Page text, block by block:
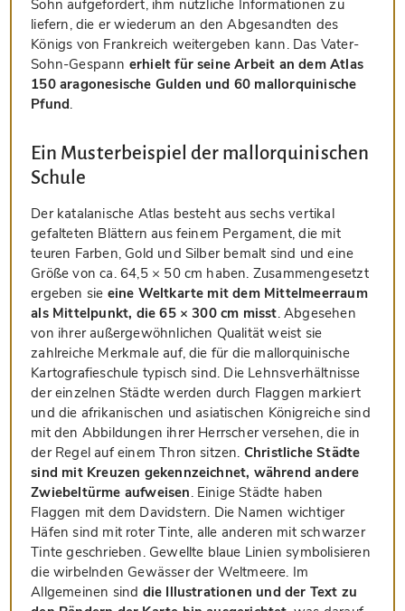
Sohn aufgefordert, ihm nützliche Informationen zu
liefern, die er wiederum an den Abgesandten des
Königs von Frankreich weitergeben kann. Das Vater-
Sohn-Gespann erhielt für seine Arbeit an dem Atlas
150 aragonesische Gulden und 60 mallorquinische
Pfund.
Ein Musterbeispiel der mallorquinischen
Schule
Der katalanische Atlas besteht aus sechs vertikal
gefalteten Blättern aus feinem Pergament, die mit
teuren Farben, Gold und Silber bemalt sind und eine
Größe von ca. 64,5 × 50 cm haben. Zusammengesetzt
ergeben sie eine Weltkarte mit dem Mittelmeerraum
als Mittelpunkt, die 65 × 300 cm misst. Abgesehen
von ihrer außergewöhnlichen Qualität weist sie
zahlreiche Merkmale auf, die für die mallorquinische
Kartografieschule typisch sind. Die Lehnsverhältnisse
der einzelnen Städte werden durch Flaggen markiert
und die afrikanischen und asiatischen Königreiche sind
mit den Abbildungen ihrer Herrscher versehen, die in
der Regel auf einem Thron sitzen. Christliche Städte
sind mit Kreuzen gekennzeichnet, während andere
Zwiebeltürme aufweisen. Einige Städte haben
Flaggen mit dem Davidstern. Die Namen wichtiger
Häfen sind mit roter Tinte, alle anderen mit schwarzer
Tinte geschrieben. Gewellte blaue Linien symbolisieren
die wirbelnden Gewässer der Weltmeere. Im
Allgemeinen sind die Illustrationen und der Text zu